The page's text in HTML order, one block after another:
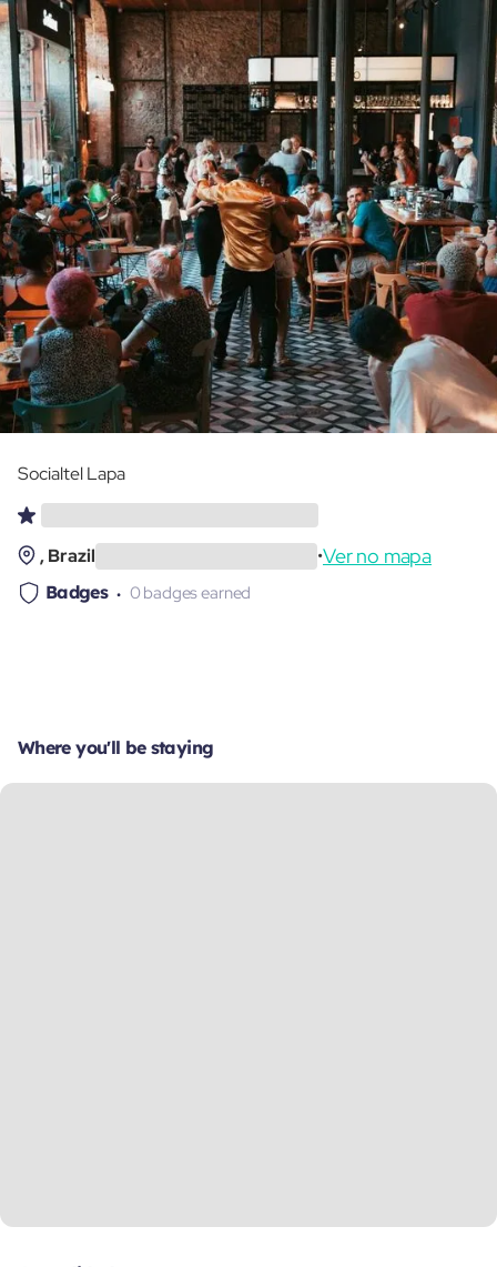
Socialtel Lapa
, Brazil •Ver no mapa
Badges 0 badges earned
Where you'll be staying